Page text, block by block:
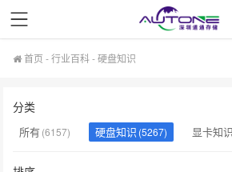
首页 -行业百科-硬盘知识
分类
所有(6157) 硬盘知识 (5267) 显卡知识